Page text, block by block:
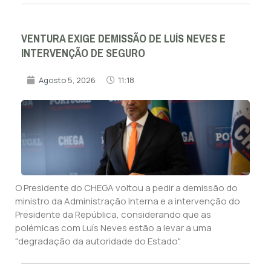
VENTURA EXIGE DEMISSÃO DE LUÍS NEVES E
INTERVENÇÃO DE SEGURO
Agosto 5, 2026 11:18
O Presidente do CHEGA voltou a pedir a demissão do
ministro da Administração Interna e a intervenção do
Presidente da República, considerando que as
polémicas com Luís Neves estão a levar a uma
"degradação da autoridade do Estado".